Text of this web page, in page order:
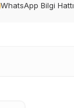
WhatsApp Bilgi Hattı